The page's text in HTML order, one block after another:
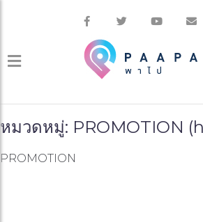
หมวดหมู่: PROMOTION
PROMOTION